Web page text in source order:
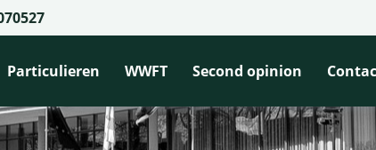
Particulieren WWFT Second opinion